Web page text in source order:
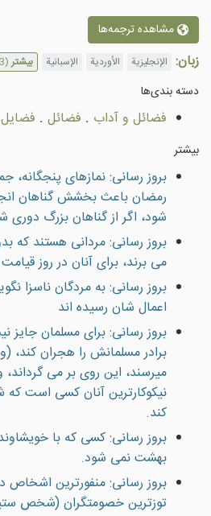
مشاهده ترجمه‌ها
زبان: الإنجليزية الأوردية الإسبانية بیشتر(13)
دسته بندى‌ها
فضائل و آداب . فضائل .
بیشتر
بروز رسانی: نمازهاى پنجگانه،
رمضان باعث بخشش گناهان
شود، اگر از گناهان بزرگ دورى
بروز رسانی: مردانى هستند كه
مى برند، براى آنان در روز
بروز رسانی: به مردگان ناسزا
اعمال شان رسيده اند
بروز رسانی: براى مسلمان
برادر مسلمانش را هجران كند،
ميرسند، اين روى بر مى
نيكوكارترين آنان كسى است
كند.
بروز رسانی: کسی که با
بهشت نمی شود.
بروز رسانی: منفورترین اشخاص
توزترين خصومتگران (شخص